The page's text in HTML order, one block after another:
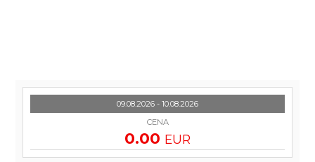
09.08.2026 - 10.08.2026
CENA
0.00 EUR